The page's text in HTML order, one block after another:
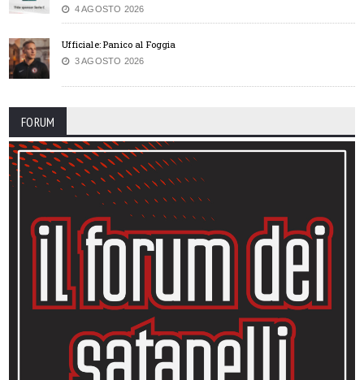
4 AGOSTO 2026
Ufficiale: Panico al Foggia
3 AGOSTO 2026
FORUM